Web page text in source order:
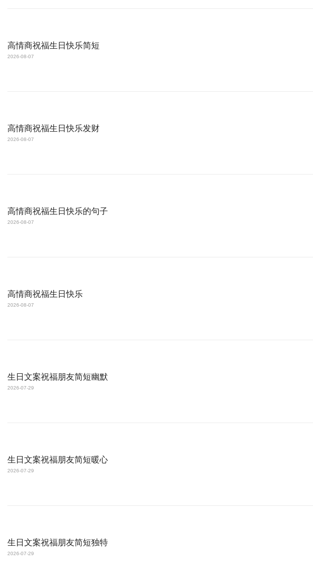
高情商祝福生日快乐简短
2026-08-07
高情商祝福生日快乐发财
2026-08-07
高情商祝福生日快乐的句子
2026-08-07
高情商祝福生日快乐
2026-08-07
生日文案祝福朋友简短幽默
2026-07-29
生日文案祝福朋友简短暖心
2026-07-29
生日文案祝福朋友简短独特
2026-07-29